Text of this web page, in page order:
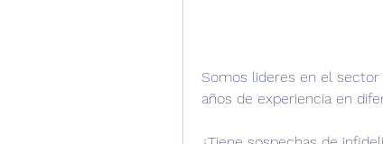
Somos lideres en el sector
años de experiencia en